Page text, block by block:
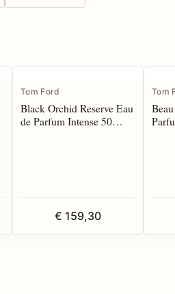
Tom Ford
Black Orchid Reserve Eau
de Parfum Intense 50
€ 159,30
Tom